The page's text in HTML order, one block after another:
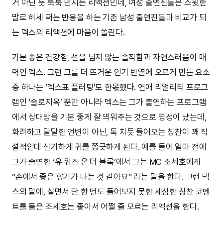
거 아닌 듯 툭툭 던지는 리액션인데, 여성 출연진들은 스윗한
말로 허세 쩌는 반응을 하는 기존 남성 출연진들과 비교가 되
는 덱스의 리액션에 마음이 쏠린다.
기분 좋은 건강함, 선을 넘지 않는 솔직함과 자연스러움이 매
력인 덱스. 그런 그를 더 뜨거운 인기 반열에 오르게 만든 요소
중 하나는 ‘덱스표 플러팅’도 한몫했다. 연애 리얼리티 프로그
램인 ‘솔로지옥’ 뿐만 아니라 덱스는 그가 출연하는 프로그램
에서 상대방을 기분 좋게 잘 띄워주는 것으로 명성이 났는데,
화려하고 달달한 언변이 아닌, 툭 치듯 들어오는 칭찬이 꽤 직
설적인데 신기하게 귀를 쫑긋하게 된다. 예를 들어 얼마 전에
그가 출연한 ‘유 퀴즈 온 더 블록’에서 그는 MC 조세호에게
“손에서 좋은 향기가 나는 것 같아요” 라는 말을 한다. 그런 덱
스의 말에, 살면서 단 한 번도 들어보지 못한 세심한 칭찬 코멘
트를 들은 조세호는 좋아서 어쩔 줄 모르는 리액션을 한다.